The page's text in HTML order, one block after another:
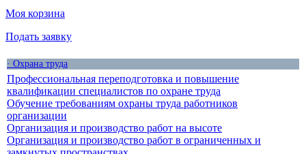
Моя корзина
Подать заявку
· Охрана труда
Профессиональная переподготовка и повышение
квалификации специалистов по охране труда
Обучение требованиям охраны труда работников
организации
Организация и производство работ на высоте
Организация и производство работ в ограниченных и